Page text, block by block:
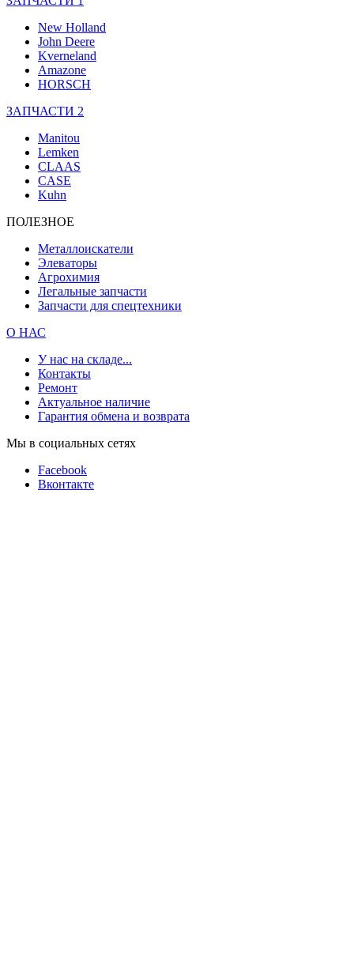
New Holland
John Deere
Kverneland
Amazone
HORSCH
ЗАПЧАСТИ 2
Manitou
Lemken
CLAAS
CASE
Kuhn
ПОЛЕЗНОЕ
Металлоискатели
Элеваторы
Агрохимия
Легальные запчасти
Запчасти для спецтехники
О НАС
У нас на складе...
Контакты
Ремонт
Актуальное наличие
Гарантия обмена и возврата
Мы в социальных сетях
Facebook
Вконтакте